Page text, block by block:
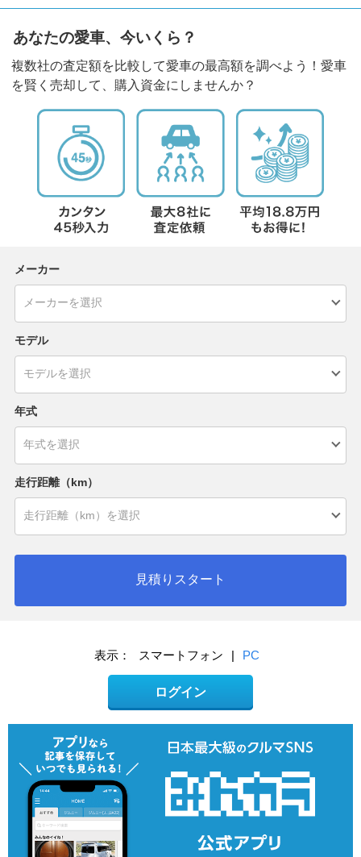
あなたの愛車、今いくら？
複数社の査定額を比較して愛車の最高額を調べよう！愛車
を賢く売却して、購入資金にしませんか？
メーカー
モデル
年式
走行距離（km）
見積りスタート
表示： スマートフォン | PC
ログイン